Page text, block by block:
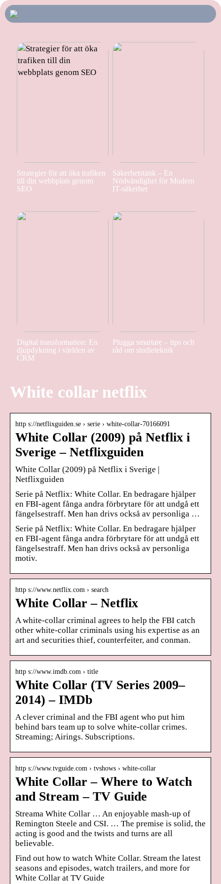
Strategier för att öka trafiken
till din webbplats genom
SEO
Säkerhetstänk – En
Nödvändighet för Modern
IT-säkerhet
Digital transformation: En
djupdykning i världen av
CRM
Plugga smartare – tips och
råd om studieteknik
White collar netflix
http s://netflixguiden.se › serie › white-collar-70166091
White Collar (2009) på Netflix i
Sverige – Netflixguiden
White Collar (2009) på Netflix i Sverige |
Netflixguiden
Serie på Netflix: White Collar. En bedragare hjälper
en FBI-agent fånga andra förbrytare för att undgå ett
fängelsestraff. Men han drivs också av personliga …
Serie på Netflix: White Collar. En bedragare hjälper
en FBI-agent fånga andra förbrytare för att undgå ett
fängelsestraff. Men han drivs också av personliga
motiv.
http s://www.netflix.com › search
White Collar – Netflix
A white-collar criminal agrees to help the FBI catch
other white-collar criminals using his expertise as an
art and securities thief, counterfeiter, and conman.
http s://www.imdb.com › title
White Collar (TV Series 2009–
2014) – IMDb
A clever criminal and the FBI agent who put him
behind bars team up to solve white-collar crimes.
Streaming; Airings. Subscriptions.
http s://www.tvguide.com › tvshows › white-collar
White Collar – Where to Watch
and Stream – TV Guide
Streama White Collar … An enjoyable mash-up of
Remington Steele and CSI. … The premise is solid, the
acting is good and the twists and turns are all
believable.
Find out how to watch White Collar. Stream the latest
seasons and episodes, watch trailers, and more for
White Collar at TV Guide